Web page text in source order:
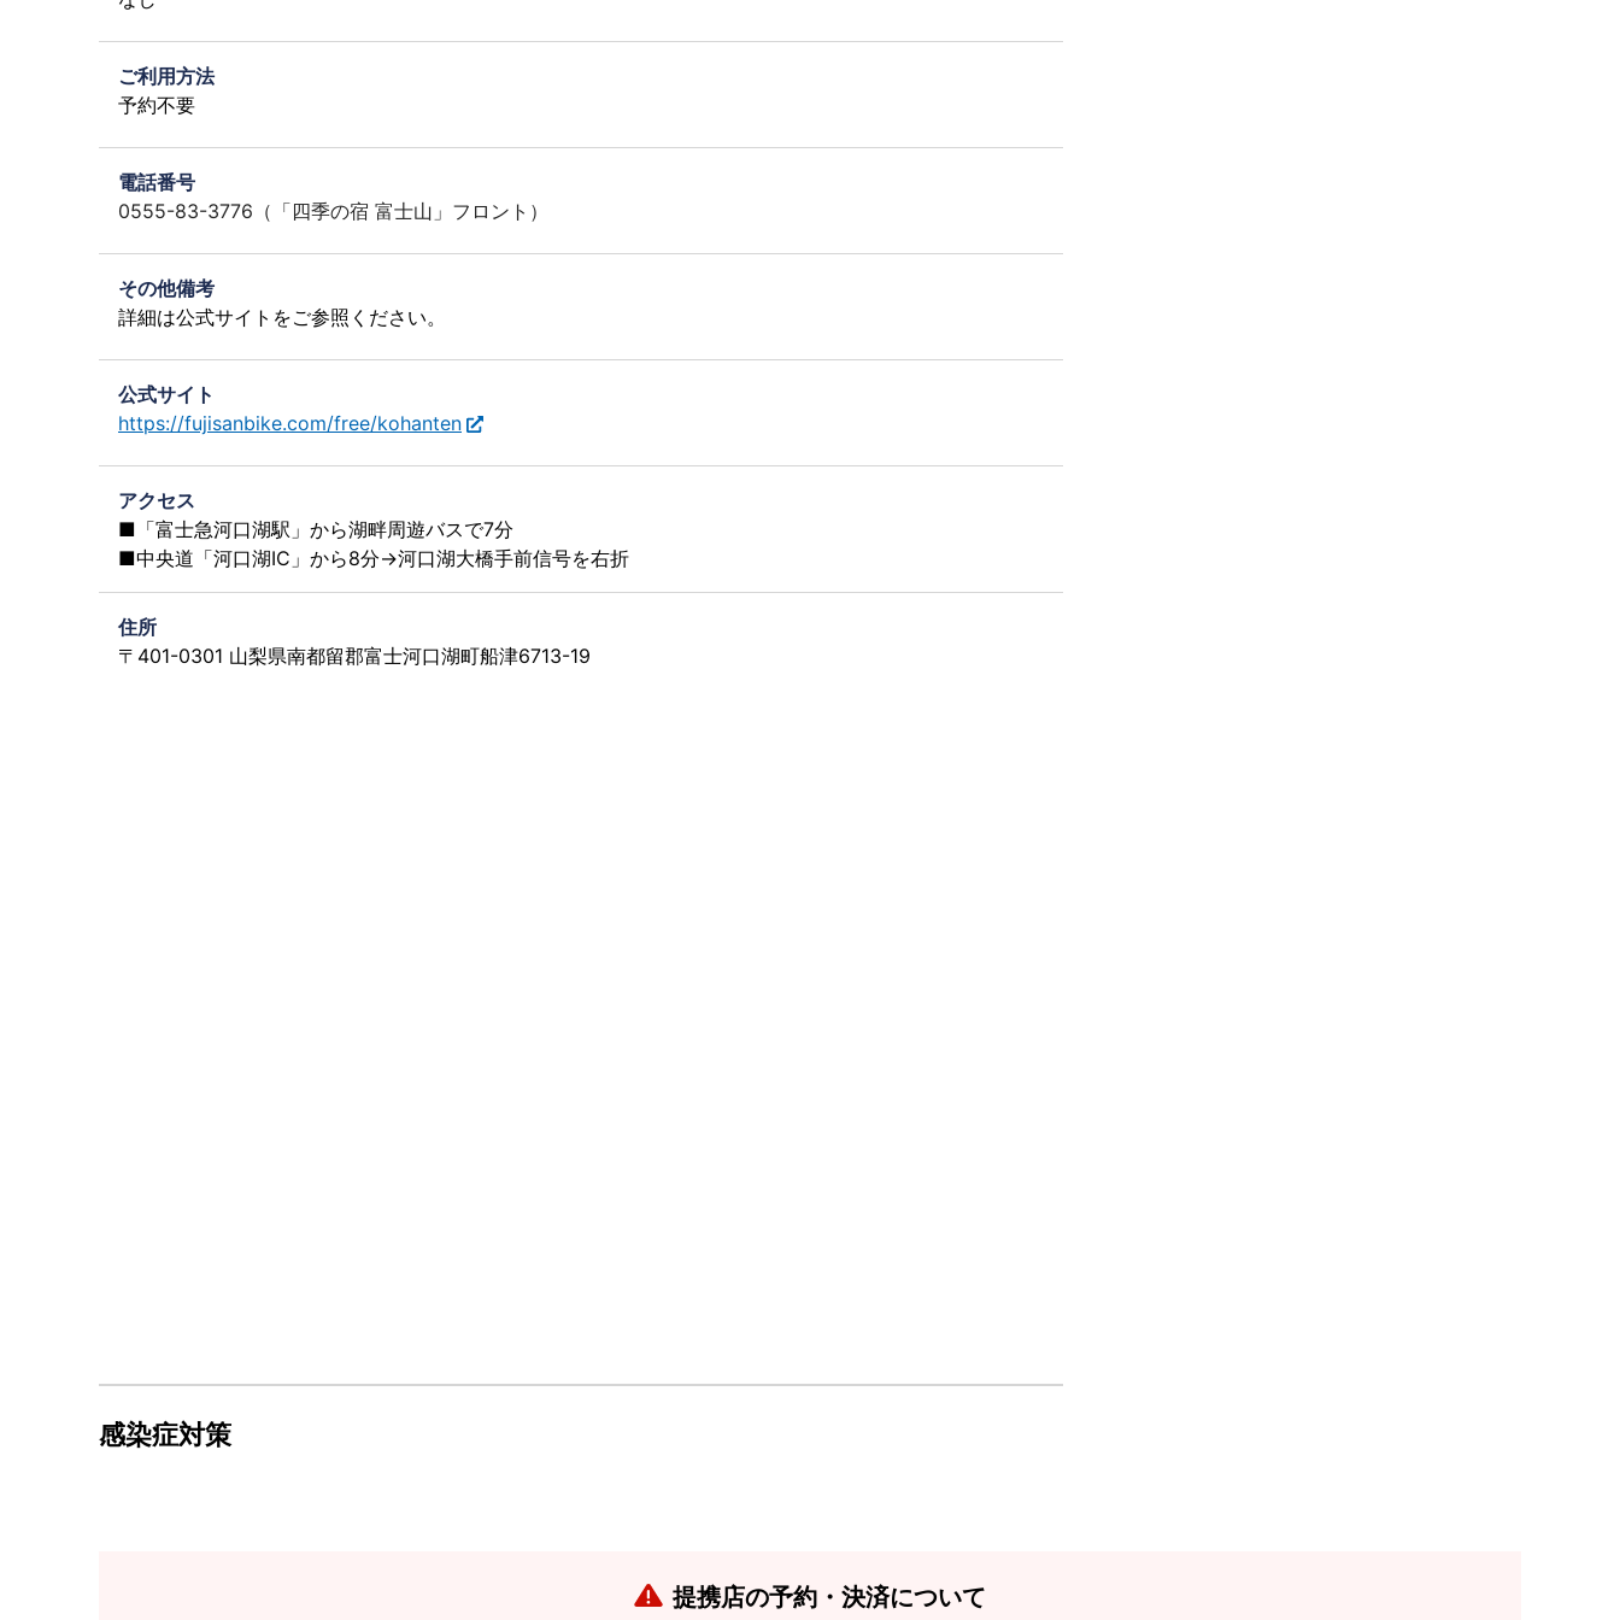
ご利用方法
予約不要
電話番号
0555-83-3776（「四季の宿 富士山」フロント）
その他備考
詳細は公式サイトをご参照ください。
公式サイト
https://fujisanbike.com/free/kohanten
アクセス
■「富士急河口湖駅」から湖畔周遊バスで7分
■中央道「河口湖IC」から8分→河口湖大橋手前信号を右折
住所
〒401-0301 山梨県南都留郡富士河口湖町船津6713-19
感染症対策
提携店の予約・決済について